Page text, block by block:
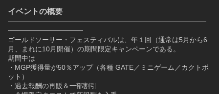
イベントの概要
━━━━━━━━━━━━━━━━━━━━━━━━━━━━━
━━━━━━━━━━━
ゴールドソーサー・フェスティバルは、年１回（通常は5月から6
月、まれに10月開催）の期間限定キャンペーンである。
期間中は
・MGP獲得量が50％アップ（各種 GATE／ミニゲーム／カクトポ
ット）
・過去報酬の再販＆一部割引